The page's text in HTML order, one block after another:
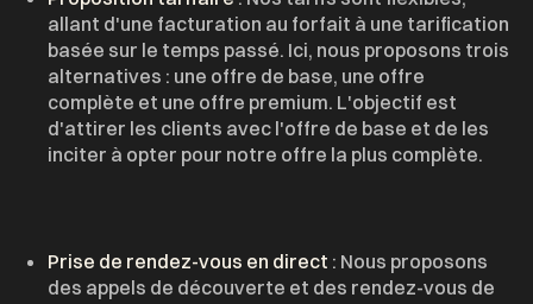
allant d'une facturation au forfait à une tarification
basée sur le temps passé. Ici, nous proposons trois
alternatives : une offre de base, une offre
complète et une offre premium. L'objectif est
d'attirer les clients avec l'offre de base et de les
inciter à opter pour notre offre la plus complète.
Prise de rendez-vous en direct : Nous proposons
des appels de découverte et des rendez-vous de